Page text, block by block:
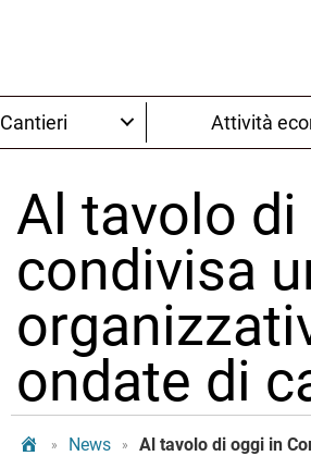
Cantieri Attività
Al tavolo
condivisa
ondate di
Tram Bologna
» News »